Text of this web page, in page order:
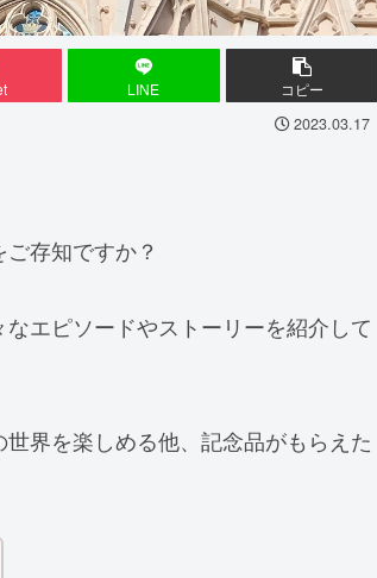
LINE コピー
2023.03.17
存知ですか？
エピソードやストーリーを紹介して
界を楽しめる他、記念品がもらえた